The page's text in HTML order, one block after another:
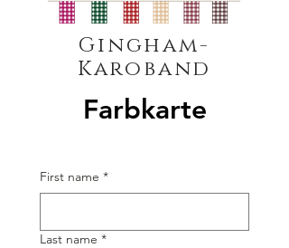
Gingham-
Karoband
Farbkarte
First name *
Last name *